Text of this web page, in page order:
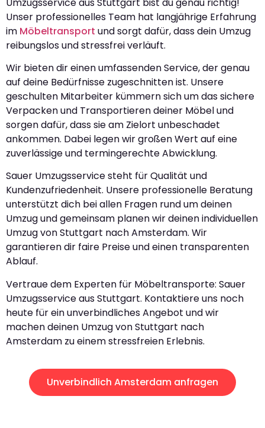
Unser professionelles Team hat langjährige Erfahrung
im Möbeltransport und sorgt dafür, dass dein Umzug
reibungslos und stressfrei verläuft.
Wir bieten dir einen umfassenden Service, der genau
auf deine Bedürfnisse zugeschnitten ist. Unsere
geschulten Mitarbeiter kümmern sich um das sichere
Verpacken und Transportieren deiner Möbel und
sorgen dafür, dass sie am Zielort unbeschadet
ankommen. Dabei legen wir großen Wert auf eine
zuverlässige und termingerechte Abwicklung.
Sauer Umzugsservice steht für Qualität und
Kundenzufriedenheit. Unsere professionelle Beratung
unterstützt dich bei allen Fragen rund um deinen
Umzug und gemeinsam planen wir deinen individuellen
Umzug von Stuttgart nach Amsterdam. Wir
garantieren dir faire Preise und einen transparenten
Ablauf.
Vertraue dem Experten für Möbeltransporte: Sauer
Umzugsservice aus Stuttgart. Kontaktiere uns noch
heute für ein unverbindliches Angebot und wir
machen deinen Umzug von Stuttgart nach
Amsterdam zu einem stressfreien Erlebnis.
Unverbindlich Amsterdam anfragen